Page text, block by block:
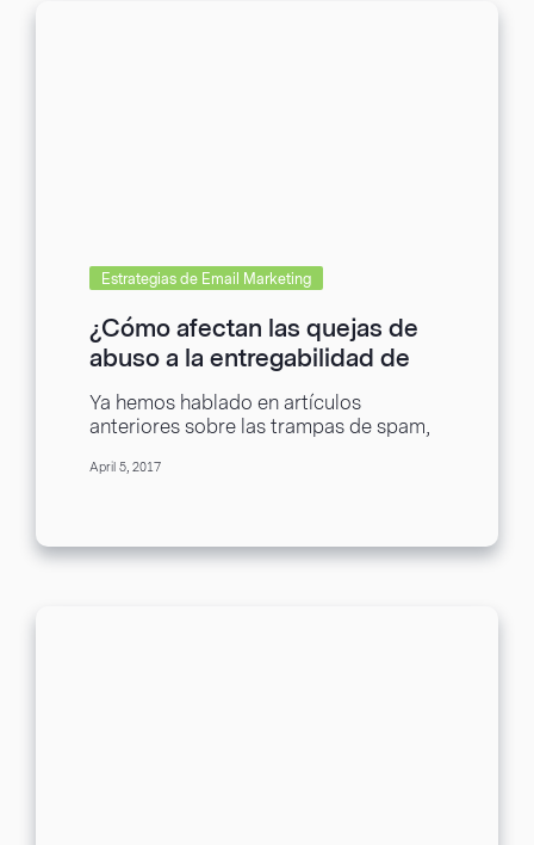
Estrategias de Email Marketing
¿Cómo afectan las quejas de
abuso a la entregabilidad de
las newsletters?
Ya hemos hablado en artículos
anteriores sobre las trampas de spam,
de tener...
April 5, 2017